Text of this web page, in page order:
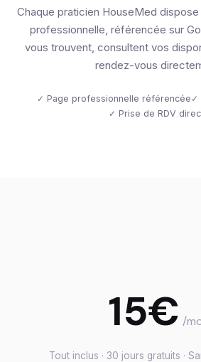
Chaque praticien HouseMed
professionnelle, référencée sur
vous trouvent, consultent vos
rendez-vous
✓ Page professionnelle référencée ✓
✓ Prise de RDV
15€ /
Tout inclus · 30 jours gratuits ·